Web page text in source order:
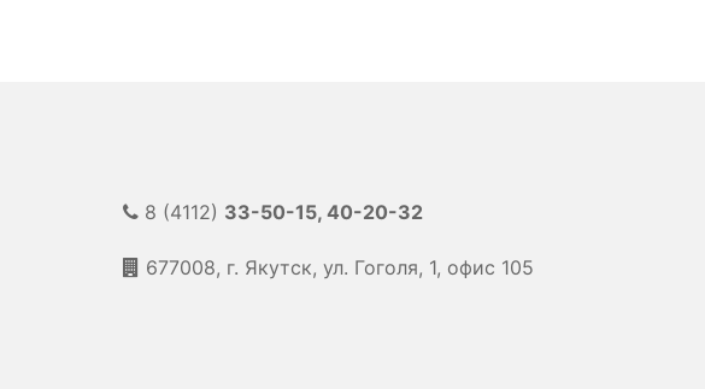
8 (4112) 33-50-15, 40-20-32
677008, г. Якутск, ул. Гоголя, 1, офис 105